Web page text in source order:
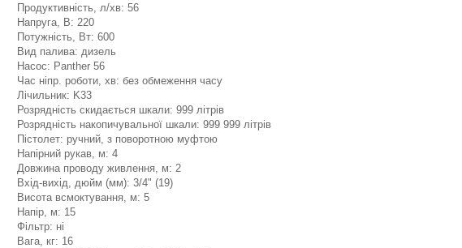
Продуктивність, л/хв: 56
Напруга, В: 220
Потужність, Вт: 600
Вид палива: дизель
Насос: Panther 56
Час ніпр. роботи, хв: без обмеження часу
Лічильник: K33
Розрядність скидається шкали: 999 літрів
Розрядність накопичувальної шкали: 999 999 літрів
Пістолет: ручний, з поворотною муфтою
Напірний рукав, м: 4
Довжина проводу живлення, м: 2
Вхід-вихід, дюйм (мм): 3/4" (19)
Висота всмоктування, м: 5
Напір, м: 15
Фільтр: ні
Вага, кг: 16